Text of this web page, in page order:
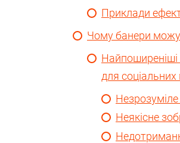
Приклади
Чому банери
для
Неякісне